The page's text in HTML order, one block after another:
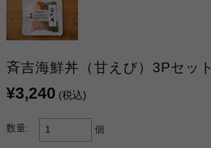
斉吉海鮮丼（甘えび）3Pセット
¥3,240 (税込)
数量: 個